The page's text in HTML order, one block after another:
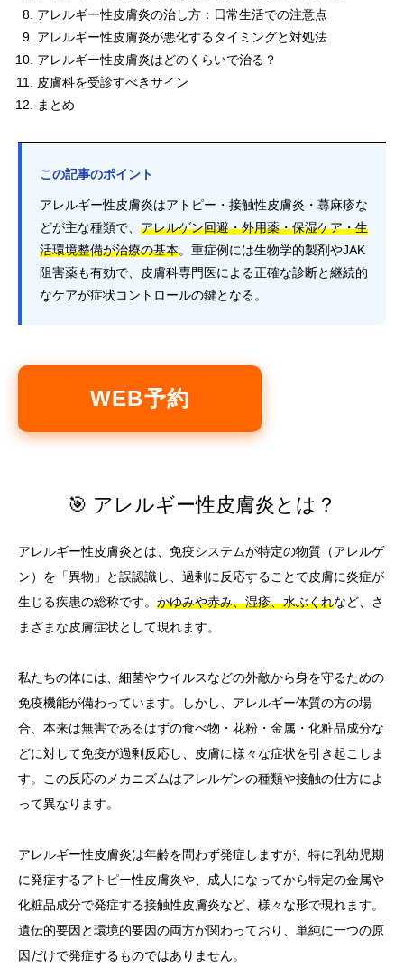
アレルギー性皮膚炎の治し方：日常生活での注意点
アレルギー性皮膚炎が悪化するタイミングと対処法
アレルギー性皮膚炎はどのくらいで治る？
皮膚科を受診すべきサイン
まとめ
この記事のポイント
アレルギー性皮膚炎はアトピー・接触性皮膚炎・蕁麻疹な
どが主な種類で、 アレルゲン回避・外用薬・保湿ケア・生
活環境整備が治療の基本。重症例には生物学的製剤やJAK
阻害薬も有効で、皮膚科専門医による正確な診断と継続的
なケアが症状コントロールの鍵となる。
WEB予約
🎯 アレルギー性皮膚炎とは？
アレルギー性皮膚炎とは、免疫システムが特定の物質（アレルゲ
ン）を「異物」と誤認識し、過剰に反応することで皮膚に炎症が
生じる疾患の総称です。 かゆみや赤み、湿疹、水ぶくれなど、さ
まざまな皮膚症状として現れます。
私たちの体には、細菌やウイルスなどの外敵から身を守るための
免疫機能が備わっています。しかし、アレルギー体質の方の場
合、本来は無害であるはずの食べ物・花粉・金属・化粧品成分な
どに対して免疫が過剰反応し、皮膚に様々な症状を引き起こしま
す。この反応のメカニズムはアレルゲンの種類や接触の仕方によ
って異なります。
アレルギー性皮膚炎は年齢を問わず発症しますが、特に乳幼児期
に発症するアトピー性皮膚炎や、成人になってから特定の金属や
化粧品成分で発症する接触性皮膚炎など、様々な形で現れます。
遺伝的要因と環境的要因の両方が関わっており、単純に一つの原
因だけで発症するものではありません。